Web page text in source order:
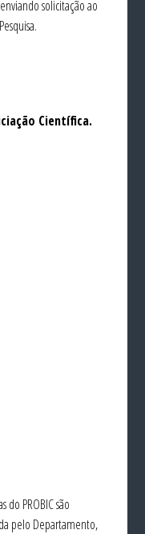
solicitação ao
Científica.
do PROBIC são
pelo Departamento,